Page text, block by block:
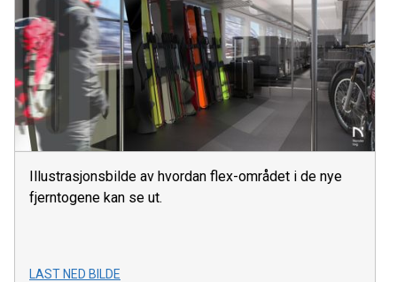
Illustrasjonsbilde av hvordan flex-området i de nye
fjerntogene kan se ut.
LAST NED BILDE